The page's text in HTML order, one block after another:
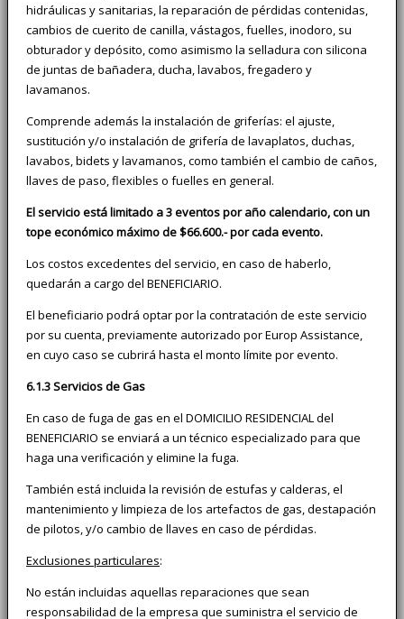
hidráulicas y sanitarias, la reparación de pérdidas contenidas,
cambios de cuerito de canilla, vástagos, fuelles, inodoro, su
obturador y depósito, como asimismo la selladura con silicona
de juntas de bañadera, ducha, lavabos, fregadero y
lavamanos.
Comprende además la instalación de griferías: el ajuste,
sustitución y/o instalación de grifería de lavaplatos, duchas,
lavabos, bidets y lavamanos, como también el cambio de caños,
llaves de paso, flexibles o fuelles en general.
El servicio está limitado a 3 eventos por año calendario, con un
tope económico máximo de $66.600.- por cada evento.
Los costos excedentes del servicio, en caso de haberlo,
quedarán a cargo del BENEFICIARIO.
El beneficiario podrá optar por la contratación de este servicio
por su cuenta, previamente autorizado por Europ Assistance,
en cuyo caso se cubrirá hasta el monto límite por evento.
6.1.3 Servicios de Gas
En caso de fuga de gas en el DOMICILIO RESIDENCIAL del
BENEFICIARIO se enviará a un técnico especializado para que
haga una verificación y elimine la fuga.
También está incluida la revisión de estufas y calderas, el
mantenimiento y limpieza de los artefactos de gas, destapación
de pilotos, y/o cambio de llaves en caso de pérdidas.
Exclusiones particulares:
No están incluidas aquellas reparaciones que sean
responsabilidad de la empresa que suministra el servicio de